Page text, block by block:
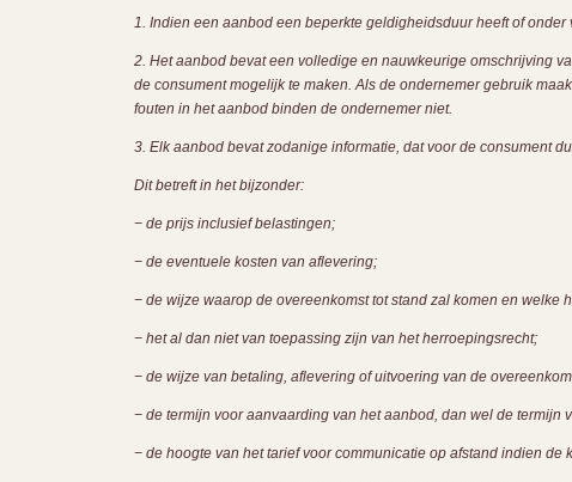
1. Indien een aanbod een beperkte geldigheidsduur heeft of
2. Het aanbod bevat een volledige en nauwkeurige omschrijving
de consument mogelijk te maken. Als de ondernemer gebruik
fouten in het aanbod binden de ondernemer niet.
3. Elk aanbod bevat zodanige informatie, dat voor de consument
Dit betreft in het bijzonder:
− de prijs inclusief belastingen;
− de eventuele kosten van aflevering;
− de wijze waarop de overeenkomst tot stand zal komen en welke
− het al dan niet van toepassing zijn van het herroepingsrecht;
− de wijze van betaling, aflevering of uitvoering van de
− de termijn voor aanvaarding van het aanbod, dan wel de termijn
− de hoogte van het tarief voor communicatie op afstand indien